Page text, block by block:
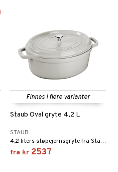
Finnes i flere varianter
Staub Oval gryte 4,2 L
STAUB
4,2 liters støpejernsgryte fra Staub.
fra kr 2537